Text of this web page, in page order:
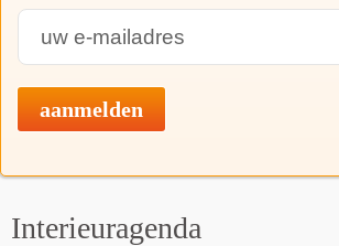
aanmelden
Interieuragenda